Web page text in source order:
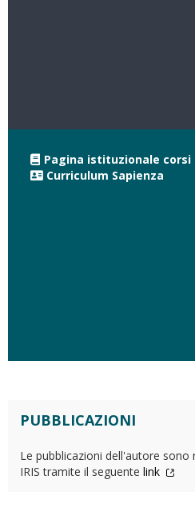
Pagina istituzionale corsi
Curriculum Sapienza
PUBBLICAZIONI
Le pubblicazioni dell'autore sono
IRIS tramite il seguente link